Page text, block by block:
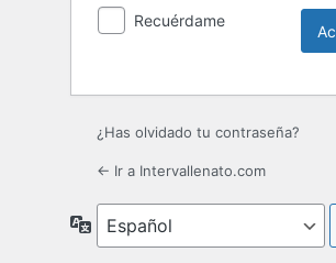
Recuérdame
¿Has olvidado tu contraseña?
← Ir a Intervallenato.com
Idioma